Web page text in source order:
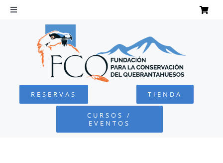
Saltar
Toggle
Navigation
QUEBRANTAHUESOS
FUNDACIÓN
RESERVAS TIENDA
CURSOS /
EVENTOS